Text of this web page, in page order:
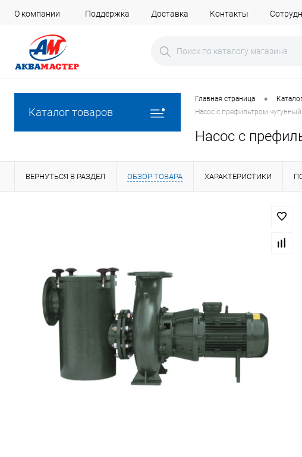
О компании Поддержка Доставка Контакты
Каталог товаров
Главная страница •
Насос с префильтром
Насос с
ВЕРНУТЬСЯ В РАЗДЕЛ ОБЗОР ТОВАРА ХАРАКТЕРИСТИКИ